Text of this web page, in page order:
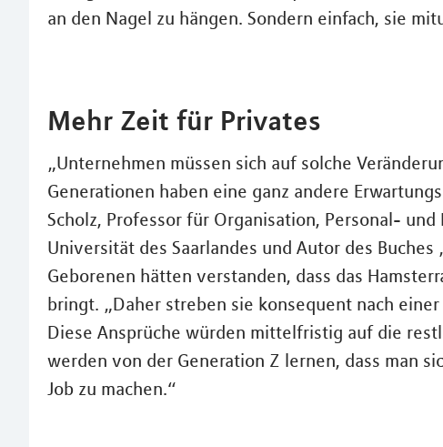
an den Nagel zu hängen. Sondern einfach, sie
Mehr Zeit für Privates
„Unternehmen müssen sich auf solche
Generationen haben eine ganz andere
Scholz, Professor für Organisation, Personal-
Universität des Saarlandes und Autor des
Geborenen hätten verstanden, dass das
bringt. „Daher streben sie konsequent nach
Diese Ansprüche würden mittelfristig auf die
werden von der Generation Z lernen, dass man
Job zu machen.“